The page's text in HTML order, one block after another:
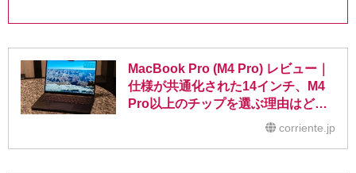
MacBook Pro (M4 Pro) レビュー｜
仕様が共通化された14インチ、M4
Pro以上のチップを選ぶ理由はどこ
corriente.jp